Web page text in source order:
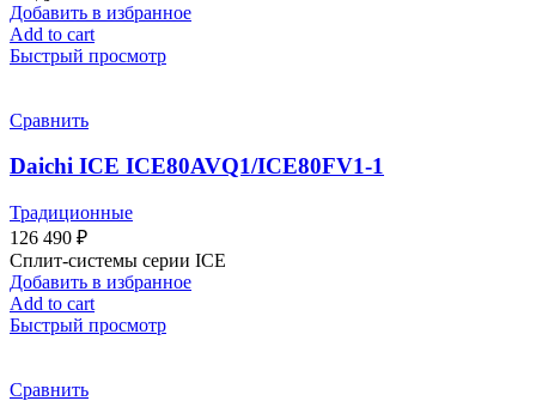
Добавить в избранное
Add to cart
Быстрый просмотр
Сравнить
Daichi ICE ICE80AVQ1/ICE80FV1-1
Традиционные
126 490 ₽
Сплит-системы серии ICE
Добавить в избранное
Add to cart
Быстрый просмотр
Сравнить